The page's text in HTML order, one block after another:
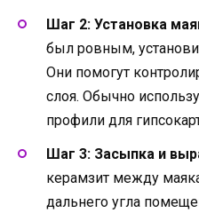
Шаг 2: Установка
был ровным,
Они помогут
слоя. Обычно
профили для
Шаг 3: Засыпка и
керамзит между
дальнего угла